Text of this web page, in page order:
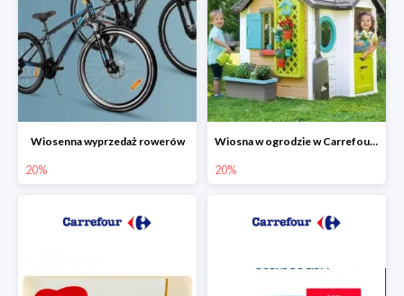
Wiosenna wyprzedaż rowerów
20%
Wiosna w ogrodzie w Carrefourze do -20%
20%